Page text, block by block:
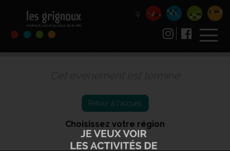
Cet événement est terminé
Retour à l'accueil
Choisissez votre région